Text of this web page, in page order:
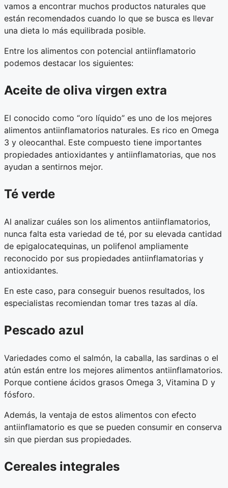
vamos a encontrar muchos productos naturales que
están recomendados cuando lo que se busca es llevar
una dieta lo más equilibrada posible.
Entre los alimentos con potencial antiinflamatorio
podemos destacar los siguientes:
Aceite de oliva virgen extra
El conocido como “oro líquido” es uno de los mejores
alimentos antiinflamatorios naturales. Es rico en Omega
3 y oleocanthal. Este compuesto tiene importantes
propiedades antioxidantes y antiinflamatorias, que nos
ayudan a sentirnos mejor.
Té verde
Al analizar cuáles son los alimentos antiinflamatorios,
nunca falta esta variedad de té, por su elevada cantidad
de epigalocatequinas, un polifenol ampliamente
reconocido por sus propiedades antiinflamatorias y
antioxidantes.
En este caso, para conseguir buenos resultados, los
especialistas recomiendan tomar tres tazas al día.
Pescado azul
Variedades como el salmón, la caballa, las sardinas o el
atún están entre los mejores alimentos antiinflamatorios.
Porque contiene ácidos grasos Omega 3, Vitamina D y
fósforo.
Además, la ventaja de estos alimentos con efecto
antiinflamatorio es que se pueden consumir en conserva
sin que pierdan sus propiedades.
Cereales integrales